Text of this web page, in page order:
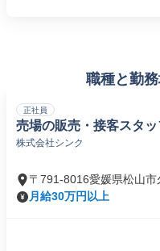
職種と勤
正社員
売場の販売・接客スタッ
株式会社シンク
〒791-8016愛媛県松山市
月給30万円以上